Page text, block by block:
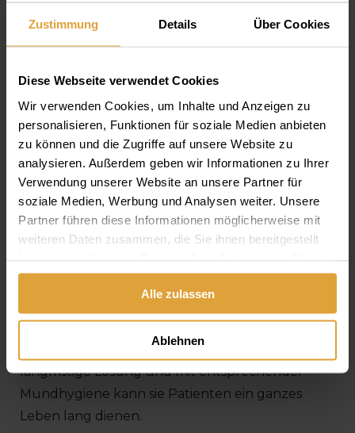
Zustimmung Details Über Cookies
Diese Webseite verwendet Cookies
Wir verwenden Cookies, um Inhalte und Anzeigen zu
personalisieren, Funktionen für soziale Medien anbieten
zu können und die Zugriffe auf unsere Website zu
analysieren. Außerdem geben wir Informationen zu Ihrer
Verwendung unserer Website an unsere Partner für
soziale Medien, Werbung und Analysen weiter. Unsere
Partner führen diese Informationen möglicherweise mit
weiteren Daten zusammen, die Sie ihnen bereitgestellt
haben oder die sie im Rahmen Ihrer Nutzung der Dienste
gesammelt haben.
Alle zulassen
Ablehnen
90 Prozent der Prothesenträger ihren
können die fehlenden Zähne nicht richtig
ersetzen, sie sind auch nicht besonders
ästhetisch, und haben auch verschiedene
psychische Auswirkungen.
Die Behandlung nach dem All-on-4-Konzept
kann meistens ohneKnochenaufbau ↗, auch bei
mangelhafter Knochensubstanz eine
nachhaltige, zufriedenstellende Lösung bieten.
Glückseligkeit ist klar zu erkennen, denn sie
bringt einen zum Strahlen. All-on-4 ist eine
langfristige Lösung und mit entsprechender
Mundhygiene kann sie Patienten ein ganzes
Leben lang dienen.